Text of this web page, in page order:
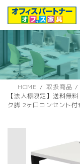
ス
キ
ン
に
HOME 取扱商品
【法人様限定】送料無
ク脚 2ヶ口コンセント